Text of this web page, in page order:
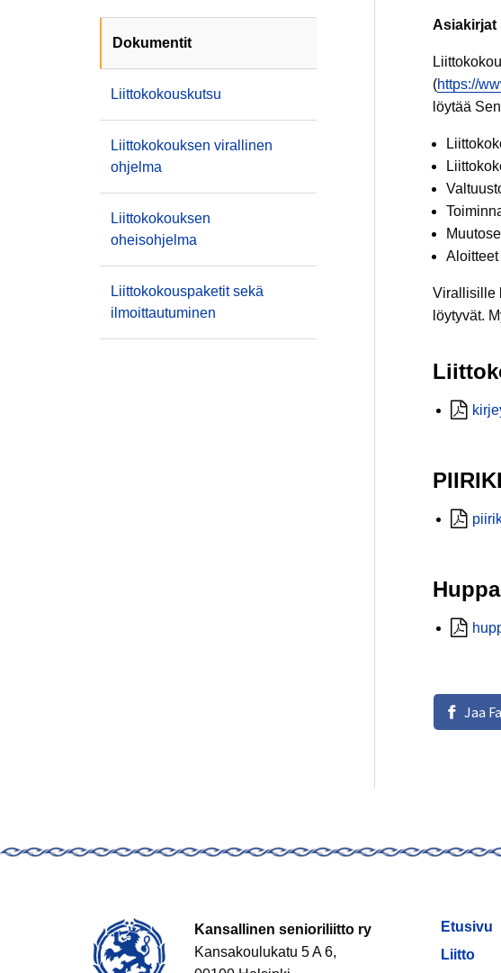
Asiakirjat
(https://
löytää
Virallisille
löytyvät.
Jaa
Dokumentit
Liittokokouskutsu
Liittokokouksen virallinen
ohjelma
Liittokokouksen
oheisohjelma
Liittokokouspaketit sekä
ilmoittautuminen
Kansallinen senioriliitto ry
Kansakoulukatu 5 A 6,
Etusivu
Liitto